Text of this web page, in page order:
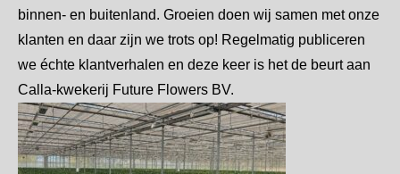
binnen- en buitenland. Groeien doen wij samen met onze
klanten en daar zijn we trots op! Regelmatig publiceren
we échte klantverhalen en deze keer is het de beurt aan
Calla-kwekerij Future Flowers BV.